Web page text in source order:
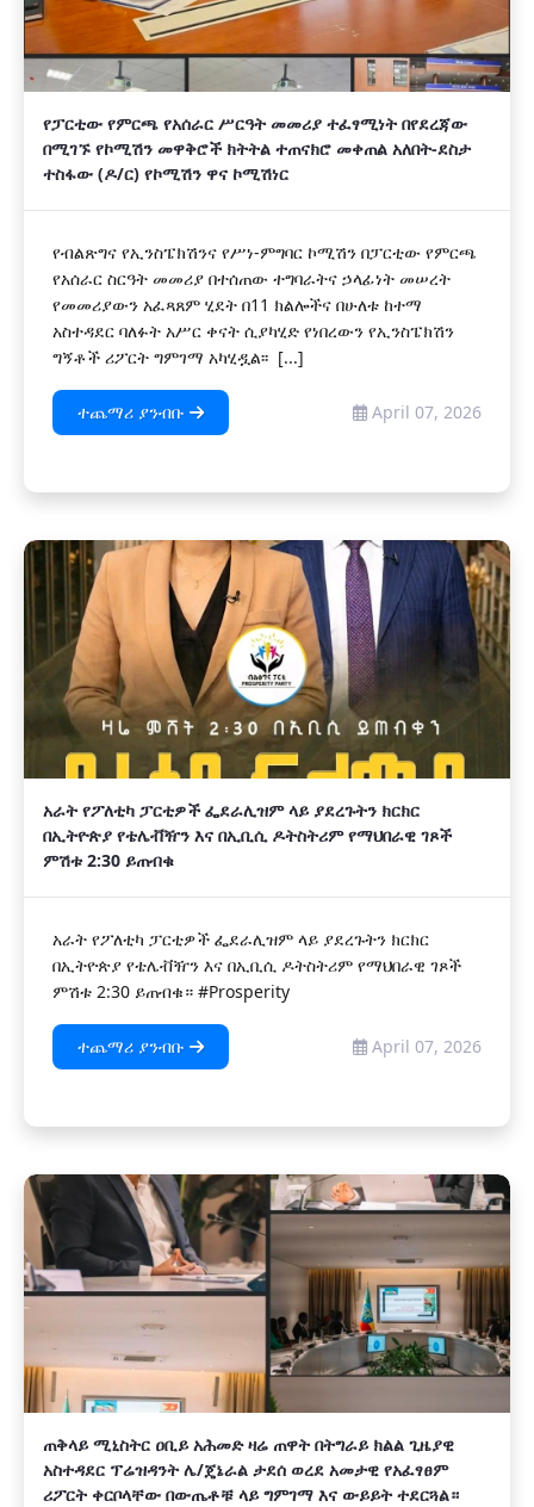
የፓርቲው የምርጫ የአሰራር ሥርዓት መመሪያ ተፈፃሚነት በየደረጃው
በሚገኙ የኮሚሽን መዋቅሮች ክትትል ተጠናክሮ መቀጠል አለበት-ደስታ
ተስፋው (ዶ/ር) የኮሚሽን ዋና ኮሚሽነር
የብልጽግና የኢንስፔክሽንና የሥነ-ምግባር ኮሚሽን በፓርቲው የምርጫ
የአሰራር ስርዓት መመሪያ በተሰጠው ተግባራትና ኃላፊነት መሠረት
የመመሪያውን አፈጻጸም ሂደት በ11 ክልሎችና በሁለቱ ከተማ
አስተዳደር ባለፉት አሥር ቀናት ሲያካሂድ የነበረውን የኢንስፔክሽን
ግኝቶች ሪፖርት ግምገማ አካሂዷል፡፡ [...]
ተጨማሪ ያንብቡ April 07, 2026
አራት የፖለቲካ ፓርቲዎች ፌደራሊዝም ላይ ያደረጉትን ክርክር
በኢትዮጵያ የቴሌቭዥን እና በኢቢሲ ዶትስትሪም የማህበራዊ ገጾች
ምሽቱ 2:30 ይጠብቁ
አራት የፖለቲካ ፓርቲዎች ፌደራሊዝም ላይ ያደረጉትን ክርክር
በኢትዮጵያ የቴሌቭዥን እና በኢቢሲ ዶትስትሪም የማህበራዊ ገጾች
ምሽቱ 2:30 ይጠብቁ። #Prosperity
ተጨማሪ ያንብቡ April 07, 2026
ጠቅላይ ሚኒስትር ዐቢይ አሕመድ ዛሬ ጠዋት በትግራይ ክልል ጊዜያዊ
አስተዳደር ፕሬዝዳንት ሌ/ጄኔራል ታደሰ ወረደ አመታዊ የአፈፃፀም
ሪፖርት ቀርቦላቸው በውጤቶቹ ላይ ግምገማ እና ውይይት ተደርጓል።